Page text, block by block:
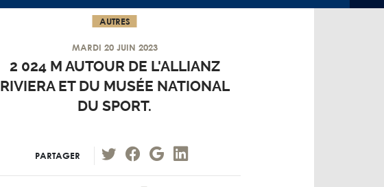
AUTRES
MARDI 20 JUIN 2023
2 024 M AUTOUR DE L'ALLIANZ
RIVIERA ET DU MUSÉE NATIONAL
DU SPORT.
PARTAGER